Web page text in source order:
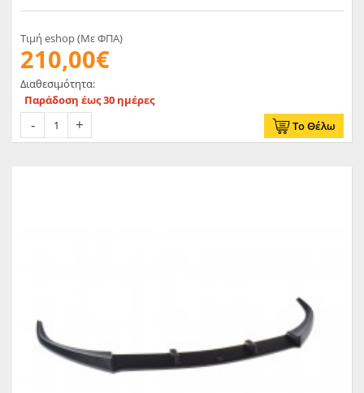
Τιμή eshop (Με ΦΠΑ)
210,00€
Διαθεσιμότητα:
Παράδοση έως 30 ημέρες
Το Θέλω